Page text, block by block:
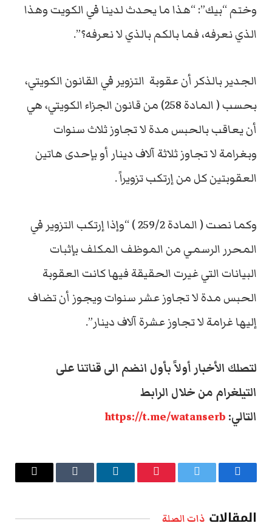
وختم “بيك”: “هذا ما يحدث لدينا في الكويت وهذا
الذي نعرفه، فما بالكم بالذي لا نعرفه؟”.
الجدير بالذكر أن عقوبة التزوير في القانون الكويتي،
بحسب ( المادة 258) من قانون الجزاء الكويتي، هي
أن يعاقب بالحبس مدة لا تجاوز ثلاث سنوات
وبغرامة لا تجاوز ثلاثة آلاف دينار أو بإحدى هاتين
العقوبتين كل من إرتكب تزويراً .
وكما نصت ( المادة 259/2 ) “وإذا إرتكب التزوير في
المحرر الرسمي من الموظف المكلف بإثبات
البيانات التي غيرت الحقيقة فيها كانت العقوبة
الحبس مدة لا تجاوز عشر سنوات ويجوز أن تضاف
إليها غرامة لا تجاوز عشرة آلاف دينار”.
لتصلك الأخبار أولاً بأول انضم الى قناتنا على
التيلغرام من خلال الرابط
التالي: https://t.me/watanserb
فيسبوك تويتر بينتيريستلينكدإن Tumblr
البريد
المقالات ذات الصلة